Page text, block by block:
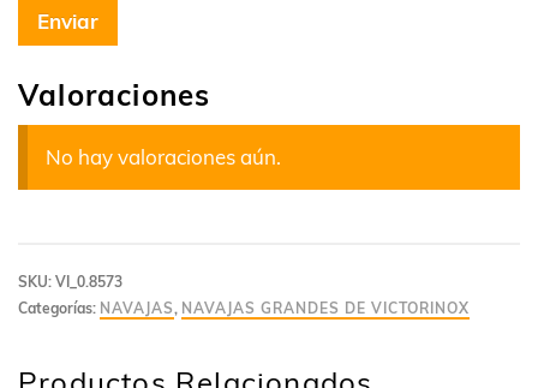
Valoraciones
No hay valoraciones aún.
SKU: VI_0.8573
Categorías: NAVAJAS, NAVAJAS GRANDES DE VICTORINOX